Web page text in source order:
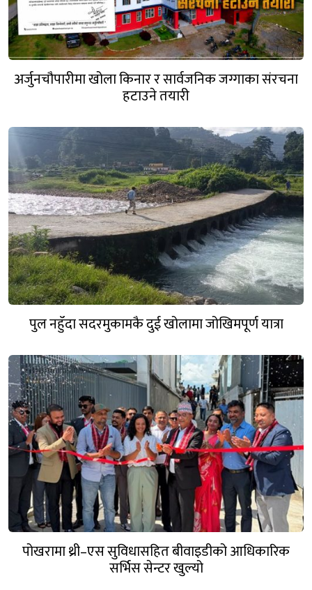
अर्जुनचौपारीमा खोला किनार र सार्वजनिक जग्गाका संरचना
हटाउने तयारी
पुल नहुँदा सदरमुकामकै दुई खोलामा जोखिमपूर्ण यात्रा
पोखरामा थ्री–एस सुविधासहित बीवाइडीको आधिकारिक
सर्भिस सेन्टर खुल्यो